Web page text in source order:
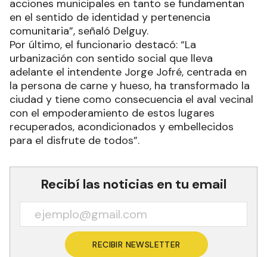
acciones municipales en tanto se fundamentan
en el sentido de identidad y pertenencia
comunitaria”, señaló Delguy.
Por último, el funcionario destacó: “La
urbanización con sentido social que lleva
adelante el intendente Jorge Jofré, centrada en
la persona de carne y hueso, ha transformado la
ciudad y tiene como consecuencia el aval vecinal
con el empoderamiento de estos lugares
recuperados, acondicionados y embellecidos
para el disfrute de todos”.
Recibí las noticias en tu email
RECIBIR NEWSLETTER